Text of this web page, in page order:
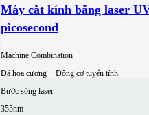
Máy cắt kính bằng laser
picosecond
Machine Combination
Đá hoa cương + Động cơ tuyến tính
Bước sóng laser
355nm